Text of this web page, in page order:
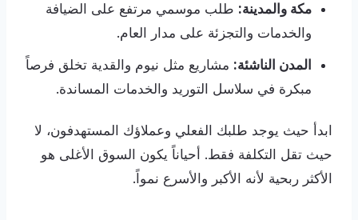
مكة والمدينة: طلب موسمي مرتفع على الضيافة
والخدمات والتجزئة على مدار العام.
المدن الناشئة: مشاريع مثل نيوم والقدية تخلق فرصاً
مبكرة في سلاسل التوريد والخدمات المساندة.
ابدأ حيث يوجد طلبك الفعلي وعملاؤك المستهدفون، لا
حيث تقل التكلفة فقط. أحياناً يكون السوق الأغلى هو
الأكثر ربحية لأنه الأكبر والأسرع نمواً.